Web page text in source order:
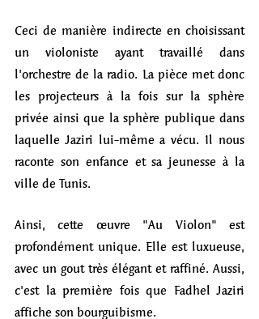
Ceci de manière indirecte en choisissant
un violoniste ayant travaillé dans
l'orchestre de la radio. La pièce met donc
les projecteurs à la fois sur la sphère
privée ainsi que la sphère publique dans
laquelle Jaziri lui-même a vécu. Il nous
raconte son enfance et sa jeunesse à la
ville de Tunis.
Ainsi, cette œuvre "Au Violon" est
profondément unique. Elle est luxueuse,
avec un gout très élégant et raffiné. Aussi,
c'est la première fois que Fadhel Jaziri
affiche son bourguibisme.